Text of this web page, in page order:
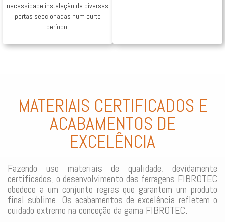
necessidade instalação de diversas
portas seccionadas num curto
período.
MATERIAIS CERTIFICADOS E
ACABAMENTOS DE
EXCELÊNCIA
Fazendo uso materiais de qualidade, devidamente
certificados, o desenvolvimento das ferragens FIBROTEC
obedece a um conjunto regras que garantem um produto
final sublime. Os acabamentos de excelência refletem o
cuidado extremo na conceção da gama FIBROTEC.